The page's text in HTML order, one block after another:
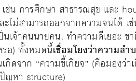
ช่น การศึกษา สาธารณสุข และ
ไม่สามารถออกจากความจนได้
นเจ้าคนนายคน, ทำความดีเยอะ
รอ) ทั้งหมดนี้เชื่อมโยงว่าความล
ดจาก “ความขี้เกียจ” (คือมองว่า
ญหา structure)